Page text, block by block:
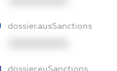
dossier.ausSanctions
dossier.euSanctions